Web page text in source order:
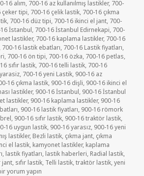
16 alım, 700-16 az kullanılmış lastikler, 700-
çeker tipi, 700-16 çelik lastik, 700-16 çıkma
, 700-16 düz tipi, 700-16 ikinci el jant, 700-
İstanbul, 700-16 İstanbul Edirnekapi, 700-
lastikler, 700-16 kaplama lastikler, 700-16
, 700-16 lastik ebatları, 700-16 Lastik fiyatları,
, 700-16 ön tipi, 700-16 özka, 700-16 petlas,
sıfır lastik, 700-16 telli lastik, 700-16
, 700-16 yeni Lastik, 900-16 az
16 çıkma lastik, 900-16 dişli, 900-16 ikinci el
lastikler, 900-16 İstanbul, 900-16 İstanbul
lastikler, 900-16 kaplama lastikler, 900-16
, 900-16 lastik fiyatları, 900-16 römork
, 900-16 sıfır lastik, 900-16 traktör lastik,
16 uygun lastik, 900-16 yarasız, 900-16 yeni
lastikler, Bezli lastik, çıkma jant, çıkma
el lastik, kamyonet lastikler, kaplama
, lastik fiyatları, lastik haberleri, Radial lastik,
jant, sıfır lastik, Telli lastik,traktör lastik,yeni
50-16 C AZ KULLANILMIŞ KAMYONET LASTİKLER
yorum yapın